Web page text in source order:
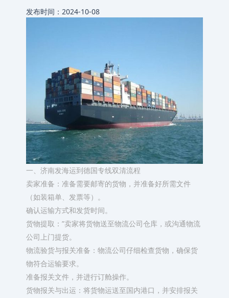
发布时间：2024-10-08
一、济南发海运到德国专线双清流程
卖家准备：准备需要邮寄的货物，并准备好所需文件
（如装箱单、发票等）。
确认运输方式和发货时间。
货物提取：”卖家将货物送至物流公司仓库，或沟通物流
公司上门提货。
物流验货与报关准备：物流公司仔细检查货物，确保货
物符合运输要求。
准备报关文件，并进行订舱操作。
货物报关与出运：将货物运送至国内港口，并安排报关